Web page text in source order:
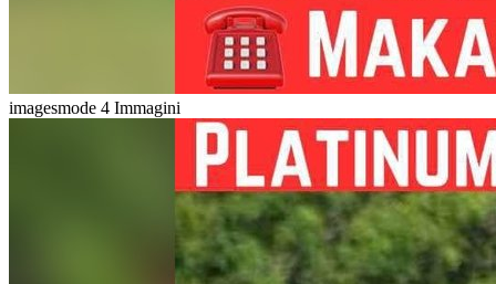
imagesmode 4 Immagini